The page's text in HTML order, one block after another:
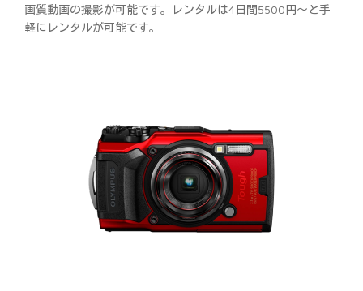
画質動画の撮影が可能です。レンタルは4日間5500円～と手
軽にレンタルが可能です。